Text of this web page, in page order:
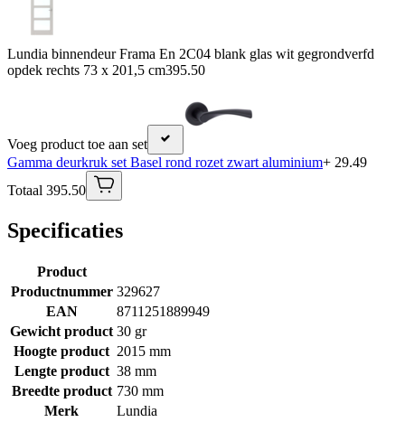
Lundia binnendeur Frama En 2C04 blank glas wit gegrondverfd
opdek rechts 73 x 201,5 cm395.50
Voeg product toe aan set
Gamma deurkruk set Basel rond rozet zwart aluminium+ 29.49
Totaal 395.50
Specificaties
Product
Productnummer 329627
EAN
8711251889949
Gewicht product 30 gr
Hoogte product 2015 mm
Lengte product 38 mm
Breedte product 730 mm
Merk
Lundia